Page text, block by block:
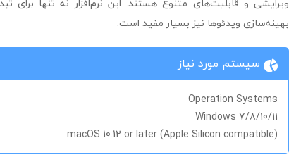
بهینه‌سازی ویدئوها نیز بسیار مفید است.
سیستم مورد نیاز
Operation Systems
Windows 7/8/10/11
macOS 10.12 or later (Apple Silicon compatible)